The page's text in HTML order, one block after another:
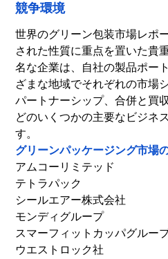
競争環境
世界のグリーン包装市場レポ
された性質に重点を置いた貴
名な企業は、自社の製品ポー
ざまな地域でそれぞれの市場
パートナーシップ、合併と買
どのいくつかの主要なビジネ
す。
グリーンパッケージング市場
アムコーリミテッド
テトラパック
シールエアー株式会社
モンディグループ
スマーフィットカッパグルー
ウエストロック社